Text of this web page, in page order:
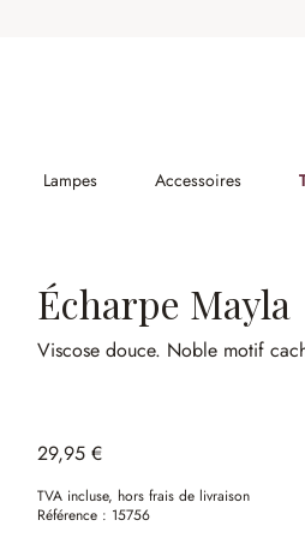
Lampes Accessoires
Écharpe Mayla
Viscose douce. Noble motif
29,95 €
TVA incluse, hors frais de livraison
Référence : 15756